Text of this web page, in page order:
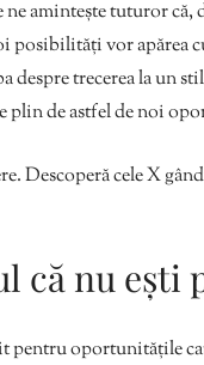
ne amintește tuturor
posibilități vor apărea
despre trecerea la un
plin de astfel de noi
Descoperă cele X
că nu ești
pentru oportunitățile